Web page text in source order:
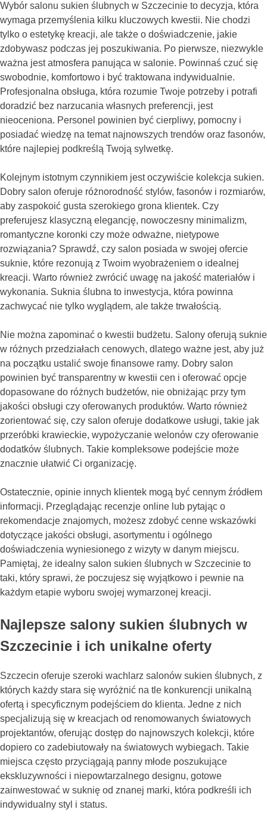
Wybór salonu sukien ślubnych w Szczecinie to decyzja, która
wymaga przemyślenia kilku kluczowych kwestii. Nie chodzi
tylko o estetykę kreacji, ale także o doświadczenie, jakie
zdobywasz podczas jej poszukiwania. Po pierwsze, niezwykle
ważna jest atmosfera panująca w salonie. Powinnaś czuć się
swobodnie, komfortowo i być traktowana indywidualnie.
Profesjonalna obsługa, która rozumie Twoje potrzeby i potrafi
doradzić bez narzucania własnych preferencji, jest
nieoceniona. Personel powinien być cierpliwy, pomocny i
posiadać wiedzę na temat najnowszych trendów oraz fasonów,
które najlepiej podkreślą Twoją sylwetkę.
Kolejnym istotnym czynnikiem jest oczywiście kolekcja sukien.
Dobry salon oferuje różnorodność stylów, fasonów i rozmiarów,
aby zaspokoić gusta szerokiego grona klientek. Czy
preferujesz klasyczną elegancję, nowoczesny minimalizm,
romantyczne koronki czy może odważne, nietypowe
rozwiązania? Sprawdź, czy salon posiada w swojej ofercie
suknie, które rezonują z Twoim wyobrażeniem o idealnej
kreacji. Warto również zwrócić uwagę na jakość materiałów i
wykonania. Suknia ślubna to inwestycja, która powinna
zachwycać nie tylko wyglądem, ale także trwałością.
Nie można zapominać o kwestii budżetu. Salony oferują suknie
w różnych przedziałach cenowych, dlatego ważne jest, aby już
na początku ustalić swoje finansowe ramy. Dobry salon
powinien być transparentny w kwestii cen i oferować opcje
dopasowane do różnych budżetów, nie obniżając przy tym
jakości obsługi czy oferowanych produktów. Warto również
zorientować się, czy salon oferuje dodatkowe usługi, takie jak
przeróbki krawieckie, wypożyczanie welonów czy oferowanie
dodatków ślubnych. Takie kompleksowe podejście może
znacznie ułatwić Ci organizację.
Ostatecznie, opinie innych klientek mogą być cennym źródłem
informacji. Przeglądając recenzje online lub pytając o
rekomendacje znajomych, możesz zdobyć cenne wskazówki
dotyczące jakości obsługi, asortymentu i ogólnego
doświadczenia wyniesionego z wizyty w danym miejscu.
Pamiętaj, że idealny salon sukien ślubnych w Szczecinie to
taki, który sprawi, że poczujesz się wyjątkowo i pewnie na
każdym etapie wyboru swojej wymarzonej kreacji.
Najlepsze salony sukien ślubnych w
Szczecinie i ich unikalne oferty
Szczecin oferuje szeroki wachlarz salonów sukien ślubnych, z
których każdy stara się wyróżnić na tle konkurencji unikalną
ofertą i specyficznym podejściem do klienta. Jedne z nich
specjalizują się w kreacjach od renomowanych światowych
projektantów, oferując dostęp do najnowszych kolekcji, które
dopiero co zadebiutowały na światowych wybiegach. Takie
miejsca często przyciągają panny młode poszukujące
ekskluzywności i niepowtarzalnego designu, gotowe
zainwestować w suknię od znanej marki, która podkreśli ich
indywidualny styl i status.